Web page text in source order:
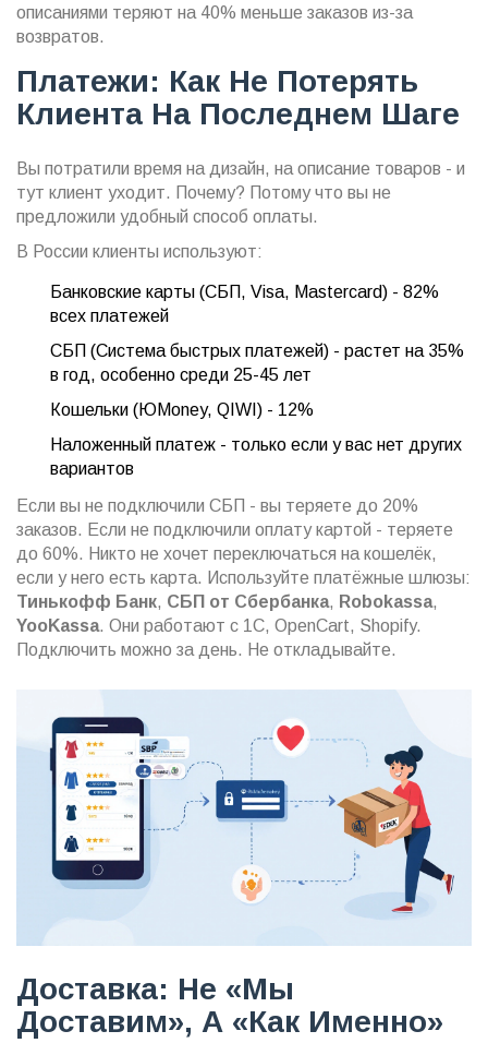
описаниями теряют на 40% меньше заказов из-за
возвратов.
Платежи: Как Не Потерять
Клиента На Последнем Шаге
Вы потратили время на дизайн, на описание товаров - и
тут клиент уходит. Почему? Потому что вы не
предложили удобный способ оплаты.
В России клиенты используют:
Банковские карты (СБП, Visa, Mastercard) - 82%
всех платежей
СБП (Система быстрых платежей) - растет на 35%
в год, особенно среди 25-45 лет
Кошельки (ЮMoney, QIWI) - 12%
Наложенный платеж - только если у вас нет других
вариантов
Если вы не подключили СБП - вы теряете до 20%
заказов. Если не подключили оплату картой - теряете
до 60%. Никто не хочет переключаться на кошелёк,
если у него есть карта. Используйте платёжные шлюзы:
Тинькофф Банк, СБП от Сбербанка, Robokassa,
YooKassa. Они работают с 1С, OpenCart, Shopify.
Подключить можно за день. Не откладывайте.
Доставка: Не «мы
Доставим», А «как Именно»